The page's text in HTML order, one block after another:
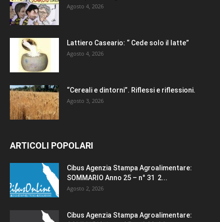
Agosto 4, 2026
Lattiero Caseario: “ Cede solo il latte”
Agosto 4, 2026
“Cereali e dintorni”. Riflessi e riflessioni.
Agosto 3, 2026
ARTICOLI POPOLARI
Cibus Agenzia Stampa Agroalimentare:
SOMMARIO Anno 25 – n° 31 2...
Agosto 2, 2026
Cibus Agenzia Stampa Agroalimentare: